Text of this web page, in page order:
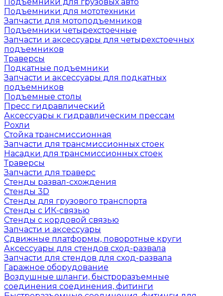
Подъемники для мототехники
Запчасти для мотоподъемников
Подъемники четырехстоечные
Запчасти и аксессуары для четырехстоечных
подъемников
Траверсы
Подкатные подъемники
Запчасти и аксессуары для подкатных
подъемников
Подъемные столы
Пресс гидравлический
Аксессуары к гидравлическим прессам
Рохли
Стойка трансмиссионная
Запчасти для трансмиссионных стоек
Насадки для трансмиссионных стоек
Траверсы
Запчасти для траверс
Стенды развал-схождения
Стенды 3D
Стенды для грузового транспорта
Стенды с ИК-связью
Стенды с кордовой связью
Запчасти и аксессуары
Сдвижные платформы, поворотные круги
Аксессуары для стендов сход-развала
Запчасти для стендов для сход-развала
Гаражное оборудование
Воздушные шланги, быстроразъемные
соединения соединения, фитинги